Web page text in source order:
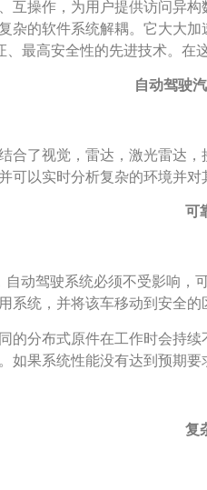
互操作，为用户提供访问异
杂的软件系统解耦。它大大
最高安全性的先进技术。在
自动驾驶
合了视觉，雷达，激光雷达
可以实时分析复杂的环境并对
可
动驾驶系统必须不受影响
统，并将该车移动到安全的
的分布式原件在工作时会持
如果系统性能没有达到预期要
复